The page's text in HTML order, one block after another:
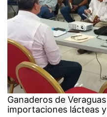
Ganaderos de
importaciones lácteas